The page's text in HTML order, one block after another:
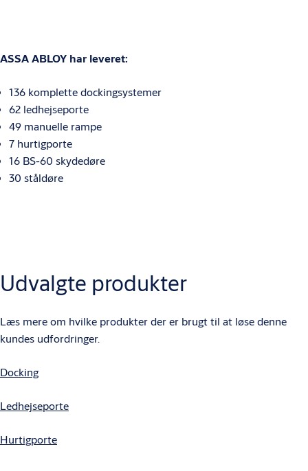
ASSA ABLOY har leveret:
136 komplette dockingsystemer
62 ledhejseporte
49 manuelle rampe
7 hurtigporte
16 BS-60 skydedøre
30 ståldøre
Udvalgte produkter
Læs mere om hvilke produkter der er brugt til at løse denne
kundes udfordringer.
Docking
Ledhejseporte
Hurtigporte